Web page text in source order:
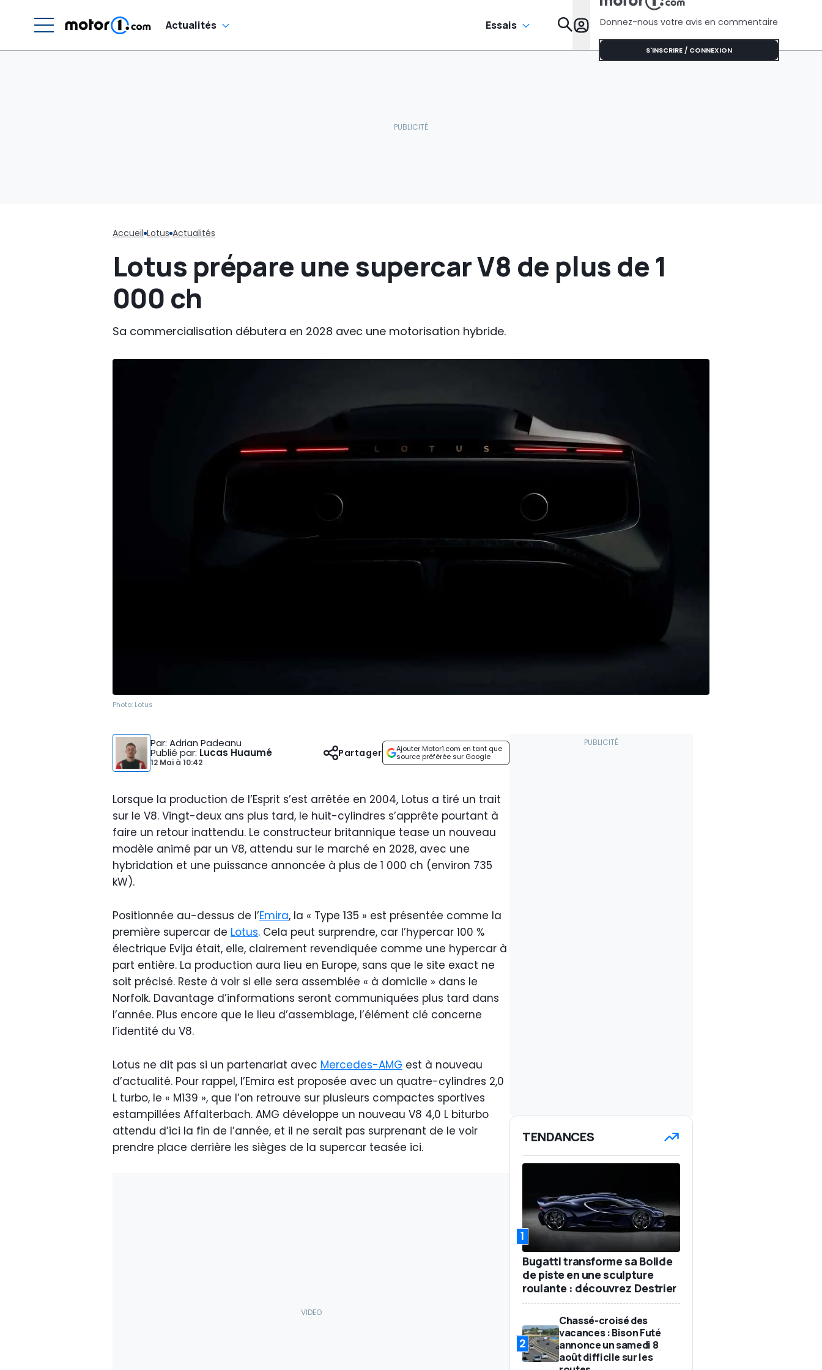
Actualités Essais Donnez-nous votre avis en commentaire
S'INSCRIRE / CONNEXION
Accueil Lotus Actualités
Lotus prépare une supercar V8 de plus de 1
000 ch
Sa commercialisation débutera en 2028 avec une motorisation hybride.
Photo: Lotus
Par: Adrian Padeanu
Publié par: Lucas Huaumé
12 Mai à 10:42
Ajouter Motor1.com en tant que
source préférée sur Google
Partager
Lorsque la production de l’Esprit s’est arrêtée en 2004, Lotus a tiré un trait
sur le V8. Vingt-deux ans plus tard, le huit-cylindres s’apprête pourtant à
faire un retour inattendu. Le constructeur britannique tease un nouveau
modèle animé par un V8, attendu sur le marché en 2028, avec une
hybridation et une puissance annoncée à plus de 1 000 ch (environ 735
kW).
Positionnée au-dessus de l’Emira, la « Type 135 » est présentée comme la
première supercar de Lotus. Cela peut surprendre, car l’hypercar 100 %
électrique Evija était, elle, clairement revendiquée comme une hypercar à
part entière. La production aura lieu en Europe, sans que le site exact ne
soit précisé. Reste à voir si elle sera assemblée « à domicile » dans le
Norfolk. Davantage d’informations seront communiquées plus tard dans
l’année. Plus encore que le lieu d’assemblage, l’élément clé concerne
l’identité du V8.
Lotus ne dit pas si un partenariat avec Mercedes-AMG est à nouveau
d’actualité. Pour rappel, l’Emira est proposée avec un quatre-cylindres 2,0
L turbo, le « M139 », que l’on retrouve sur plusieurs compactes sportives
estampillées Affalterbach. AMG développe un nouveau V8 4,0 L biturbo
attendu d’ici la fin de l’année, et il ne serait pas surprenant de le voir
prendre place derrière les sièges de la supercar teasée ici.
TENDANCES
1
Bugatti transforme sa Bolide
de piste en une sculpture
roulante : découvrez Destrier
2
Chassé-croisé des
vacances : Bison Futé
annonce un samedi 8
août difficile sur les